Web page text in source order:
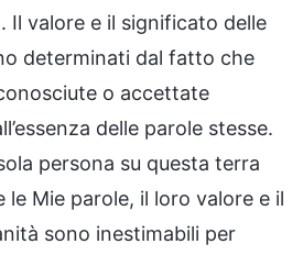
Il valore e il significato delle
determinati dal fatto che
o accettate
delle parole stesse.
persona su questa terra
le Mie parole, il loro valore e il
sono inestimabili per